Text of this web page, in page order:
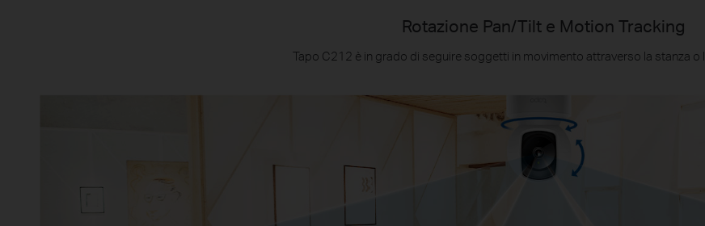
Rotazione Pan/Tilt e Motion Tracking
Tapo C212 è in grado di seguire soggetti in movimento attraverso la stanza o